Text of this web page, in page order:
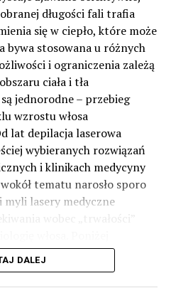
długości fali trafia
się w ciepło, które może
bywa stosowana u różnych
i ograniczenia zależą
ciała i tła
jednorodne – przebieg
wzrostu włosa
lat depilacja laserowa
wybieranych rozwiązań
i klinikach medycyny
tematu narosło sporo
myli lasery medyczne
informacje: jak działa
i o czym pamiętać
DALEJ